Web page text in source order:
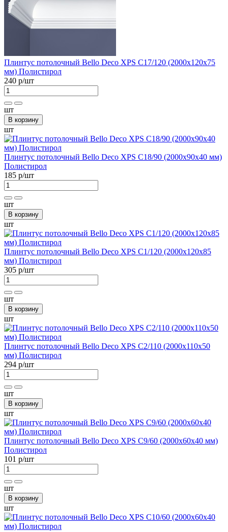
Плинтус потолочный Bellо Deco XPS С17/120 (2000х120х75
мм) Полистирол
240 р/шт
шт
В корзину
шт
Плинтус потолочный Bellо Deco XPS С18/90 (2000х90х40 мм)
Полистирол
185 р/шт
шт
В корзину
шт
Плинтус потолочный Bellо Deco XPS С1/120 (2000х120х85
мм) Полистирол
305 р/шт
шт
В корзину
шт
Плинтус потолочный Bellо Deco XPS С2/110 (2000х110х50
мм) Полистирол
294 р/шт
шт
В корзину
шт
Плинтус потолочный Bellо Deco XPS С9/60 (2000х60х40 мм)
Полистирол
101 р/шт
шт
В корзину
шт